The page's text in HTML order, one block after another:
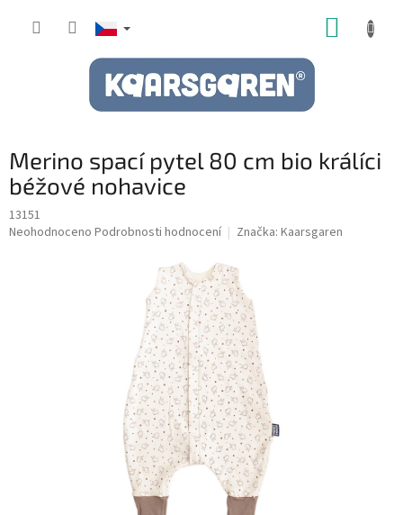
Merino spací pytel 80 cm bio králíci
béžové nohavice
13151
Průměrné
Neohodnoceno Podrobnosti hodnocení Značka: Kaarsgaren